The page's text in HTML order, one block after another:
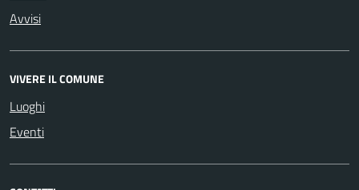
Avvisi
VIVERE IL COMUNE
Luoghi
Eventi